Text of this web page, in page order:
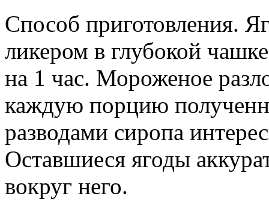
Способ приготовления.
ликером в глубокой
на 1 час. Мороженое
каждую порцию
разводами сиропа
Оставшиеся ягоды
вокруг него.